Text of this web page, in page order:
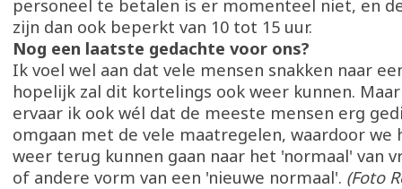
personeel te betalen is er momenteel niet, en
zijn dan ook beperkt van 10 tot 15 uur.
Nog een laatste gedachte voor ons?
Ik voel wel aan dat vele mensen snakken naar
hopelijk zal dit kortelings ook weer kunnen.
ervaar ik ook wél dat de meeste mensen erg
omgaan met de vele maatregelen, waardoor we
weer terug kunnen gaan naar het 'normaal' van
of andere vorm van een 'nieuwe normaal'. (Foto